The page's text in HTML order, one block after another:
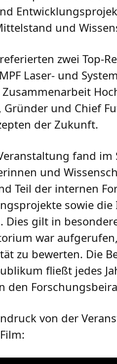
und
zwei Top-
Laser- und
Gründer und Chief
der Zukunft.
fand
und
Teil der internen
sowie
Dies gilt in
war
zu bewerten. Die
fließt jedes
den
von der